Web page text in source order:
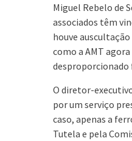
Miguel Rebelo de
associados têm
houve
como a AMT
desproporcionado
O diretor-
por um serviço
caso, apenas a
Tutela e pela